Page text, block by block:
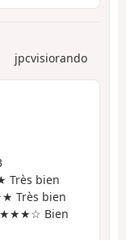
jpcvisiorando
bien
Très bien
Bien